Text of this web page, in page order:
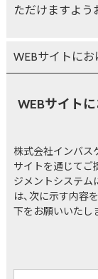
ただけますよう
WEBサイトに
WEBサイト
株式会社インバス
サイトを通じてご
ジメントシステム
は、次に示す内容
下をお願いいたし